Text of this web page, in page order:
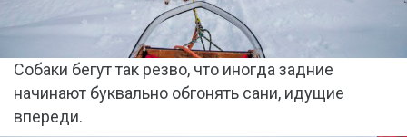
Собаки бегут так резво, что иногда задние
начинают буквально обгонять сани, идущие
впереди.